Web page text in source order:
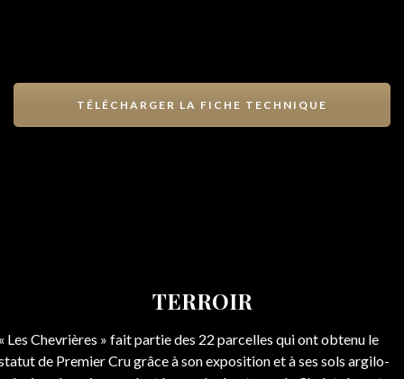
TÉLÉCHARGER LA FICHE TECHNIQUE
TERROIR
Les Chevrières » fait partie des 22 parcelles qui ont obtenu le
de Premier Cru grâce à son exposition et à ses sols argilo-